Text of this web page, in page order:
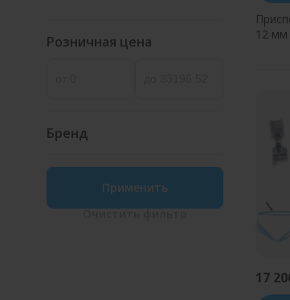
Розничная цена
Бренд
Применить
Очиститьфильтр
12
17